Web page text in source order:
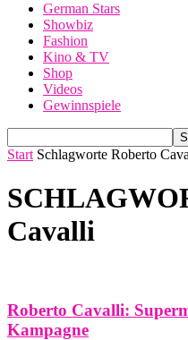
German Stars
Showbiz
Fashion
Kino & TV
Shop
Videos
Gewinnspiele
Start Schlagworte Roberto
Cavalli
Roberto Cavalli:
Kampagne